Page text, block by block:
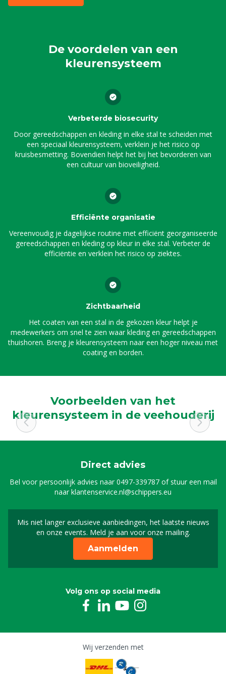
De voordelen van een
kleurensysteem
Verbeterde biosecurity
Door gereedschappen en kleding in elke stal te scheiden met
een speciaal kleurensysteem, verklein je het risico op
kruisbesmetting. Bovendien helpt het bij het bevorderen van
een cultuur van bioveiligheid.
Efficiënte organisatie
Vereenvoudig je dagelijkse routine met efficiënt georganiseerde
gereedschappen en kleding op kleur in elke stal. Verbeter de
efficiëntie en verklein het risico op ziektes.
Zichtbaarheid
Het coaten van een stal in de gekozen kleur helpt je
medewerkers om snel te zien waar kleding en gereedschappen
thuishoren. Breng je kleurensysteem naar een hoger niveau met
coating en borden.
Voorbeelden van het
kleurensysteem in de veehouderij
Direct advies
Bel voor persoonlijk advies naar0497-339787of stuur een mail
naarklantenservice.nl@schippers.eu
Mis niet langer exclusieve aanbiedingen, het laatste nieuws
en onze events. Meld je aan voor onze mailing.
Schrijf je in voor onze
Aanmelden
Volg ons op social media
Wij verzenden met